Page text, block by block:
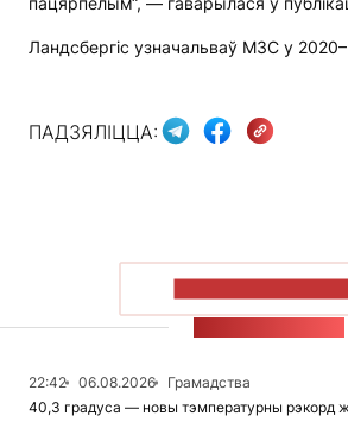
Ландсбергіс узначальваў МЗС у
ПАДЗЯЛІЦЦА:
22:42 06.08.2026
Грамадства
40,3 градуса — новы тэмпературны рэкорд